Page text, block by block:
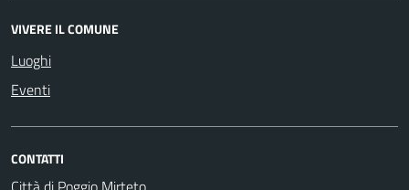
VIVERE IL COMUNE
Luoghi
Eventi
CONTATTI